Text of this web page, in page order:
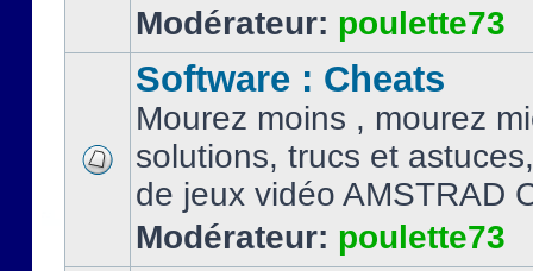
Modérateur: poulette73
Software : Cheats
Mourez moins , mourez
solutions, trucs et
de jeux vidéo AMSTRAD
Modérateur: poulette73